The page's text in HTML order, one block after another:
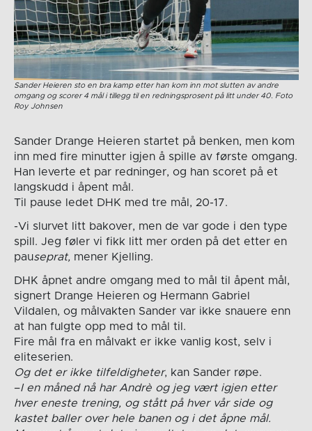
Sander Heieren sto en bra kamp etter han kom inn mot slutten av andre
omgang og scorer 4 mål i tillegg til en redningsprosent på litt under 40. Foto
Roy Johnsen
Sander Drange Heieren startet på benken, men kom
inn med fire minutter igjen å spille av første omgang.
Han leverte et par redninger, og han scoret på et
langskudd i åpent mål.
Til pause ledet DHK med tre mål, 20-17.
-Vi slurvet litt bakover, men de var gode i den type
spill. Jeg føler vi fikk litt mer orden på det etter en
pauseprat,mener Kjelling.
DHK åpnet andre omgang med to mål til åpent mål,
signert Drange Heieren og Hermann Gabriel
Vildalen, og målvakten Sander var ikke snauere enn
at han fulgte opp med to mål til.
Fire mål fra en målvakt er ikke vanlig kost, selv i
eliteserien.
Og det er ikke tilfeldigheter, kan Sander røpe.
–I en måned nå har Andrè og jeg vært igjen etter
hver eneste trening, og stått på hver vår side og
kastet baller over hele banen og i det åpne mål.